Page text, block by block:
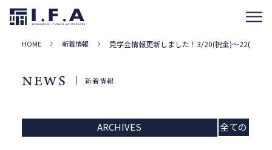
HOME 新着情報 見学会情報更新しました！3/20(祝金)～22(日)
NEWS 新着情報
ARCHIVES
全ての